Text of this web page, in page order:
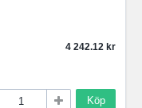
4 242.12
Köp